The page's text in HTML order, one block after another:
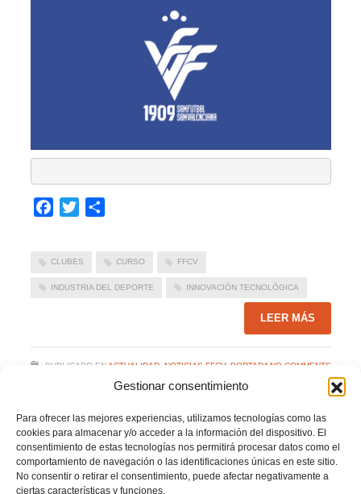
Gestionar consentimiento
Para ofrecer las mejores experiencias, utilizamos tecnologías como las
cookies para almacenar y/o acceder a la información del dispositivo. El
consentimiento de estas tecnologías nos permitirá procesar datos como el
comportamiento de navegación o las identificaciones únicas en este sitio.
No consentir o retirar el consentimiento, puede afectar negativamente a
ciertas características y funciones.
Facebook
Twitter
CLUBES CURSO FFCV
INDUSTRIA DEL DEPORTE INNOVACIÓN TECNOLÓGICA
LEER MÁS
PUBLICADO EN ACTUALIDAD, NOTICIAS FFCV, PORTADA NO COMMENTS